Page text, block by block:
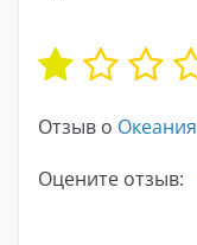
Отзыв о Океания
Оцените отзыв: